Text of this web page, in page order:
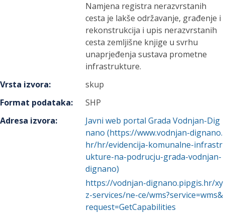
Namjena registra nerazvrstanih
cesta je lakše održavanje, građenje i
rekonstrukcija i upis nerazvrstanih
cesta zemljišne knjige u svrhu
unaprjeđenja sustava prometne
infrastrukture.
Vrsta izvora:
skup
Format podataka:
SHP
Adresa izvora:
Javni web portal Grada Vodnjan-Dig
nano (https://www.vodnjan-dignano.
hr/hr/evidencija-komunalne-infrastr
ukture-na-podrucju-grada-vodnjan-
dignano)
https://vodnjan-dignano.pipgis.hr/xy
z-services/ne-ce/wms?service=wms&
request=GetCapabilities